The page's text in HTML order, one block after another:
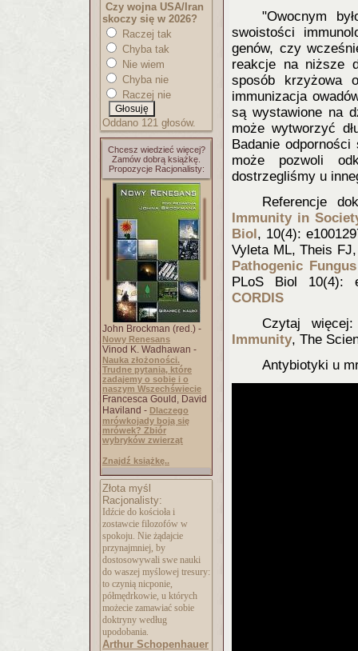
Czy wojna USA/Iran
skoczy się w 2026?
Raczej tak
Chyba tak
Nie wiem
Chyba nie
Raczej nie
Oddano 121 głosów.
Chcesz wiedzieć więcej?
Zamów dobrą książkę.
Propozycje Racjonalisty:
John Brockman (red.) -
Nowy Renesans
Vinod K. Wadhawan -
Nauka złożoności.
Trudne pytania, które
zadajemy o sobie i o
naszym Wszechświecie
Francesca Gould, David
Haviland - Dlaczego
mrówkojady boją się
mrówek? Zbiór
wybryków zwierząt
Znajdź książkę..
Złota myśl
Racjonalisty:
Idźcie do kościoła i
zostawcie filozofów w
spokoju. Nie żądajcie
przynajmniej, by
dostosowywali swe nauki
do waszej myślowej tresury:
to czynią nicponie,
półmędrkowie, u których
możecie zamawiać sobie
doktryny według
upodobania.
Arthur Schopenhauer
"Owocnym
swoistości
genów, czy
reakcje na niższe
sposób krzyżowa
immunizacja
są wystawione na
może wytworzyć
Badanie
może pozwoli
dostrzegliśmy u
Referencje
Immunity in
Biol, 10(4):
Vyleta ML, Theis
Pathogenic
PLoS Biol 10(4):
CORDIS
Czytaj
Immunity, The
Antybiotyki u